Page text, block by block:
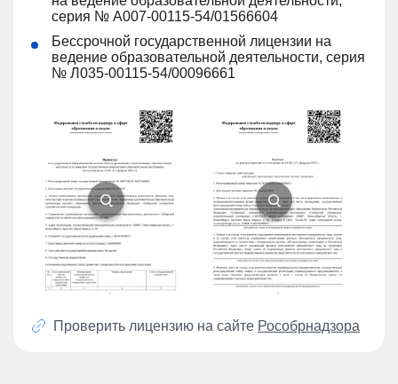
серия № A007-00115-54/01566604
Бессрочной государственной лицензии на
ведение образовательной деятельности, серия
№ Л035-00115-54/00096661
Проверить лицензию на сайте Рособрнадзора